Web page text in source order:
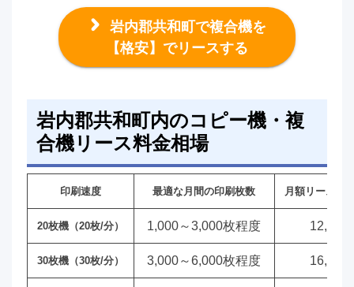
岩内郡共和町で複合機を
【格安】でリースする
岩内郡共和町内のコピー機・複
合機リース料金相場
印刷速度 最適な月間の印刷枚数 月額リース料
20枚機（20枚/分） 1,000～3,000枚程度 12,000
30枚機（30枚/分） 3,000～6,000枚程度 16,000